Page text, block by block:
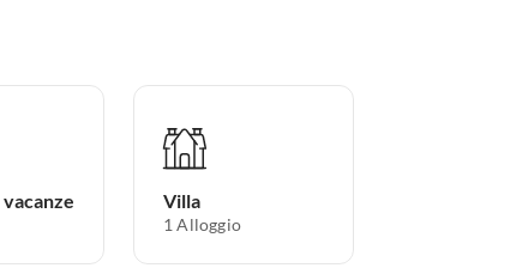
Villa
1 Alloggio